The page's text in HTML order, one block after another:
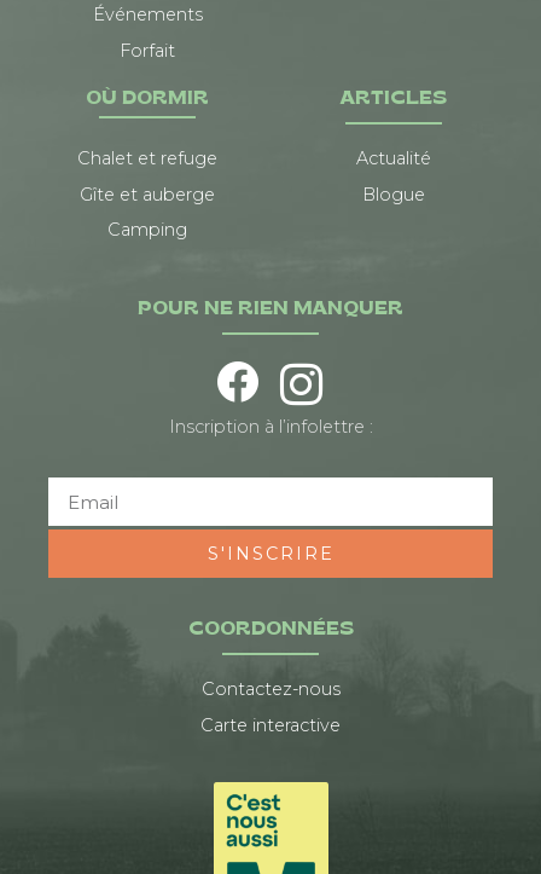
Événements
Forfait
OÙ DORMIR
Chalet et refuge
Gîte et auberge
Camping
ARTICLES
Actualité
Blogue
COORDONNÉES
Contactez-nous
Carte interactive
POUR NE RIEN MANQUER
Inscription à l’infolettre :
S'INSCRIRE